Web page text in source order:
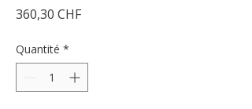
360,30 CHFPrix
Quantité *